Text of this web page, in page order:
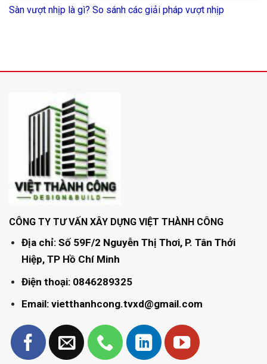
Sàn vượt nhịp là gì? So sánh các giải pháp vượt nhịp
CÔNG TY TƯ VẤN XÂY DỰNG VIỆT THÀNH CÔNG
Địa chỉ: Số 59F/2 Nguyễn Thị Thơi, P. Tân Thới
Hiệp, TP Hồ Chí Minh
Điện thoại: 0846289325
Email: vietthanhcong.tvxd@gmail.com